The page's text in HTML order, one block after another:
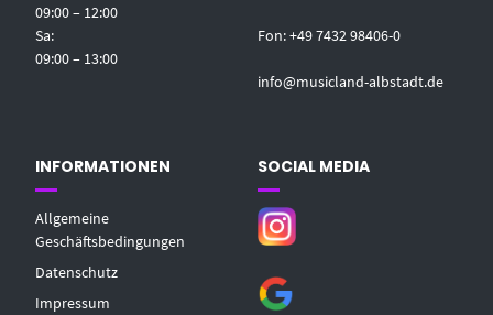
09:00 – 12:00
Sa:
09:00 – 13:00
Fon: +49 7432 98406-0
info@musicland-albstadt.de
INFORMATIONEN
Allgemeine
Geschäftsbedingungen
Datenschutz
Impressum
SOCIAL MEDIA